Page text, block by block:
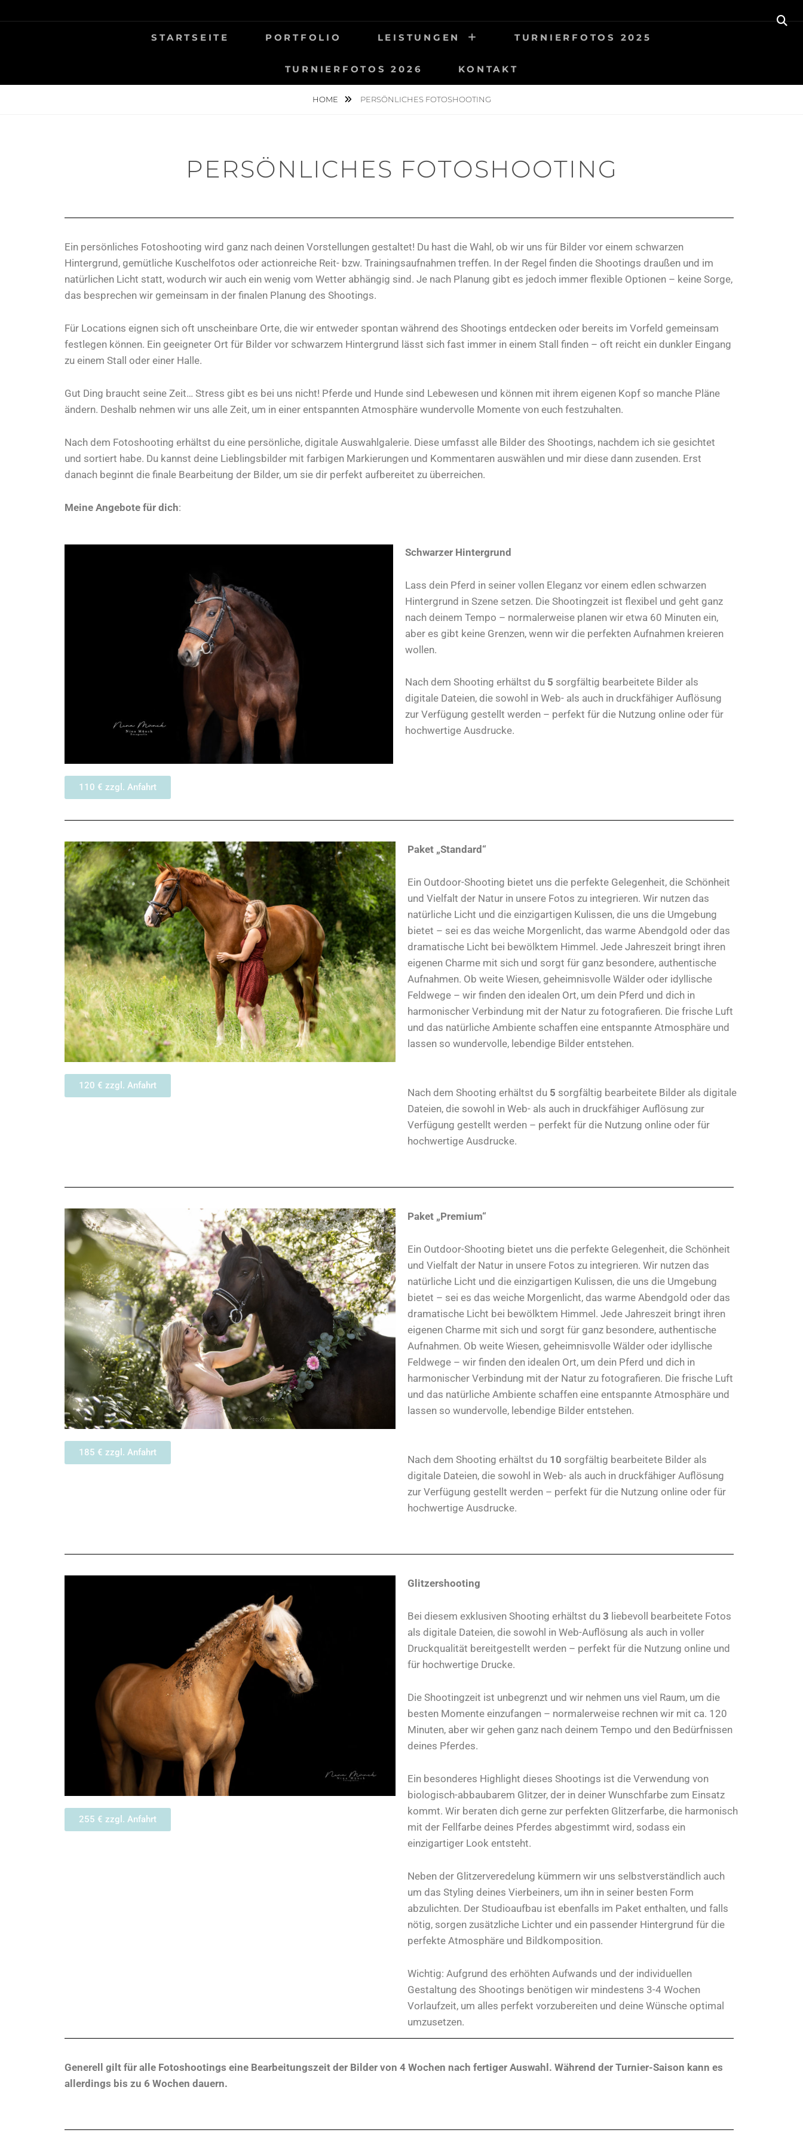
NINA MÜNCH FOTOGRAFIE
STARTSEITE PORTFOLIO LEISTUNGEN TURNIERFOTOS 2025
TURNIERFOTOS 2026 KONTAKT
HOME PERSÖNLICHES FOTOSHOOTING
PERSÖNLICHES FOTOSHOOTING
Ein persönliches Fotoshooting wird ganz nach deinen Vorstellungen gestaltet! Du hast die Wahl, ob wir uns für Bilder vor einem schwarzen
Hintergrund, gemütliche Kuschelfotos oder actionreiche Reit- bzw. Trainingsaufnahmen treffen. In der Regel finden die Shootings draußen und im
natürlichen Licht statt, wodurch wir auch ein wenig vom Wetter abhängig sind. Je nach Planung gibt es jedoch immer flexible Optionen – keine Sorge,
das besprechen wir gemeinsam in der finalen Planung des Shootings.
Für Locations eignen sich oft unscheinbare Orte, die wir entweder spontan während des Shootings entdecken oder bereits im Vorfeld gemeinsam
festlegen können. Ein geeigneter Ort für Bilder vor schwarzem Hintergrund lässt sich fast immer in einem Stall finden – oft reicht ein dunkler Eingang
zu einem Stall oder einer Halle.
Gut Ding braucht seine Zeit… Stress gibt es bei uns nicht! Pferde und Hunde sind Lebewesen und können mit ihrem eigenen Kopf so manche Pläne
ändern. Deshalb nehmen wir uns alle Zeit, um in einer entspannten Atmosphäre wundervolle Momente von euch festzuhalten.
Nach dem Fotoshooting erhältst du eine persönliche, digitale Auswahlgalerie. Diese umfasst alle Bilder des Shootings, nachdem ich sie gesichtet
und sortiert habe. Du kannst deine Lieblingsbilder mit farbigen Markierungen und Kommentaren auswählen und mir diese dann zusenden. Erst
danach beginnt die finale Bearbeitung der Bilder, um sie dir perfekt aufbereitet zu überreichen.
Meine Angebote für dich:
110 € zzgl. Anfahrt
Schwarzer Hintergrund
Lass dein Pferd in seiner vollen Eleganz vor einem edlen schwarzen
Hintergrund in Szene setzen. Die Shootingzeit ist flexibel und geht ganz
nach deinem Tempo – normalerweise planen wir etwa 60 Minuten ein,
aber es gibt keine Grenzen, wenn wir die perfekten Aufnahmen kreieren
wollen.
Nach dem Shooting erhältst du 5 sorgfältig bearbeitete Bilder als
digitale Dateien, die sowohl in Web- als auch in druckfähiger Auflösung
zur Verfügung gestellt werden – perfekt für die Nutzung online oder für
hochwertige Ausdrucke.
120 € zzgl. Anfahrt
Paket „Standard“
Ein Outdoor-Shooting bietet uns die perfekte Gelegenheit, die Schönheit
und Vielfalt der Natur in unsere Fotos zu integrieren. Wir nutzen das
natürliche Licht und die einzigartigen Kulissen, die uns die Umgebung
bietet – sei es das weiche Morgenlicht, das warme Abendgold oder das
dramatische Licht bei bewölktem Himmel. Jede Jahreszeit bringt ihren
eigenen Charme mit sich und sorgt für ganz besondere, authentische
Aufnahmen. Ob weite Wiesen, geheimnisvolle Wälder oder idyllische
Feldwege – wir finden den idealen Ort, um dein Pferd und dich in
harmonischer Verbindung mit der Natur zu fotografieren. Die frische Luft
und das natürliche Ambiente schaffen eine entspannte Atmosphäre und
lassen so wundervolle, lebendige Bilder entstehen.
Nach dem Shooting erhältst du 5 sorgfältig bearbeitete Bilder als digitale
Dateien, die sowohl in Web- als auch in druckfähiger Auflösung zur
Verfügung gestellt werden – perfekt für die Nutzung online oder für
hochwertige Ausdrucke.
185 € zzgl. Anfahrt
Paket „Premium“
Ein Outdoor-Shooting bietet uns die perfekte Gelegenheit, die Schönheit
und Vielfalt der Natur in unsere Fotos zu integrieren. Wir nutzen das
natürliche Licht und die einzigartigen Kulissen, die uns die Umgebung
bietet – sei es das weiche Morgenlicht, das warme Abendgold oder das
dramatische Licht bei bewölktem Himmel. Jede Jahreszeit bringt ihren
eigenen Charme mit sich und sorgt für ganz besondere, authentische
Aufnahmen. Ob weite Wiesen, geheimnisvolle Wälder oder idyllische
Feldwege – wir finden den idealen Ort, um dein Pferd und dich in
harmonischer Verbindung mit der Natur zu fotografieren. Die frische Luft
und das natürliche Ambiente schaffen eine entspannte Atmosphäre und
lassen so wundervolle, lebendige Bilder entstehen.
Nach dem Shooting erhältst du 10 sorgfältig bearbeitete Bilder als
digitale Dateien, die sowohl in Web- als auch in druckfähiger Auflösung
zur Verfügung gestellt werden – perfekt für die Nutzung online oder für
hochwertige Ausdrucke.
255 € zzgl. Anfahrt
Glitzershooting
Bei diesem exklusiven Shooting erhältst du 3 liebevoll bearbeitete Fotos
als digitale Dateien, die sowohl in Web-Auflösung als auch in voller
Druckqualität bereitgestellt werden – perfekt für die Nutzung online und
für hochwertige Drucke.
Die Shootingzeit ist unbegrenzt und wir nehmen uns viel Raum, um die
besten Momente einzufangen – normalerweise rechnen wir mit ca. 120
Minuten, aber wir gehen ganz nach deinem Tempo und den Bedürfnissen
deines Pferdes.
Ein besonderes Highlight dieses Shootings ist die Verwendung von
biologisch-abbaubarem Glitzer, der in deiner Wunschfarbe zum Einsatz
kommt. Wir beraten dich gerne zur perfekten Glitzerfarbe, die harmonisch
mit der Fellfarbe deines Pferdes abgestimmt wird, sodass ein
einzigartiger Look entsteht.
Neben der Glitzerveredelung kümmern wir uns selbstverständlich auch
um das Styling deines Vierbeiners, um ihn in seiner besten Form
abzulichten. Der Studioaufbau ist ebenfalls im Paket enthalten, und falls
nötig, sorgen zusätzliche Lichter und ein passender Hintergrund für die
perfekte Atmosphäre und Bildkomposition.
Wichtig: Aufgrund des erhöhten Aufwands und der individuellen
Gestaltung des Shootings benötigen wir mindestens 3-4 Wochen
Vorlaufzeit, um alles perfekt vorzubereiten und deine Wünsche optimal
umzusetzen.
Generell gilt für alle Fotoshootings eine Bearbeitungszeit der Bilder von 4 Wochen nach fertiger Auswahl. Während der Turnier-Saison kann es
allerdings bis zu 6 Wochen dauern.